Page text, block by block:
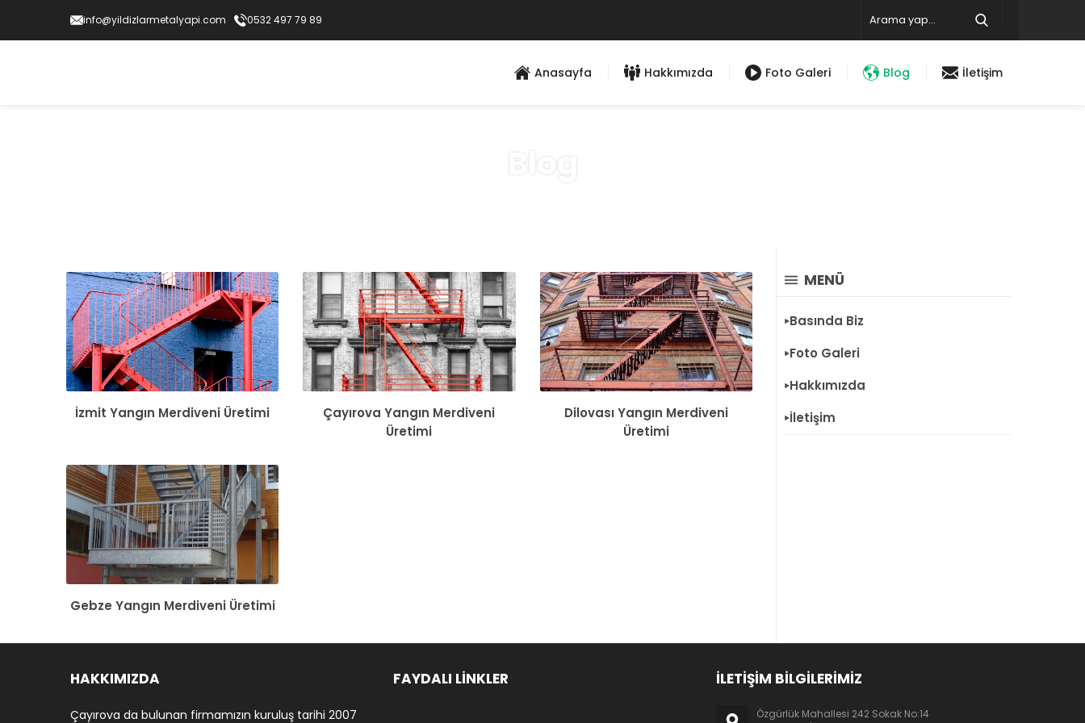
info@yildizlarmetalyapi.com 0532 497 79 89
Anasayfa Hakkımızda Foto Galeri Blog İletişim
Blog
İzmit Yangın Merdiveni Üretimi
Çayırova Yangın Merdiveni
Üretimi
Dilovası Yangın Merdiveni
Üretimi
Gebze Yangın Merdiveni Üretimi
MENÜ
Basında Biz
Foto Galeri
Hakkımızda
İletişim
HAKKIMIZDA
Çayırova da bulunan firmamızın kuruluş tarihi 2007
FAYDALI LİNKLER İLETİŞİM BİLGİLERİMİZ
Özgürlük Mahallesi 242 Sokak No:14